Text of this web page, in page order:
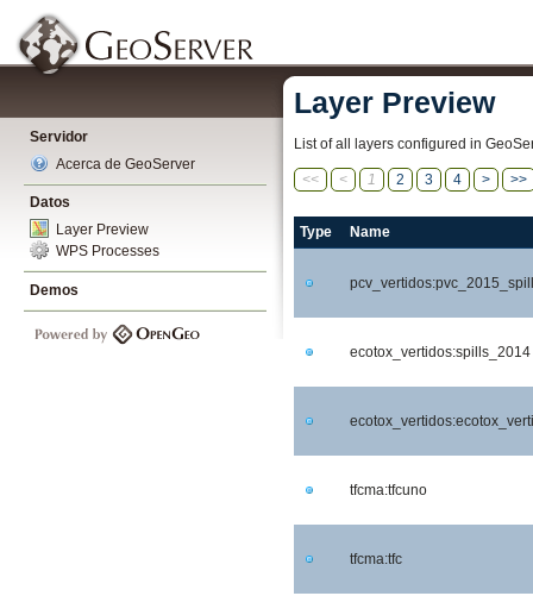
Servidor
Acerca de GeoServer
Datos
Layer Preview
WPS Processes
Demos
Layer Preview
List of all layers configured in
<< < 1 2 3 4 > >>
Type Name
ecotox_vertidos:spills_2014
tfcma:tfcuno
tfcma:tfc